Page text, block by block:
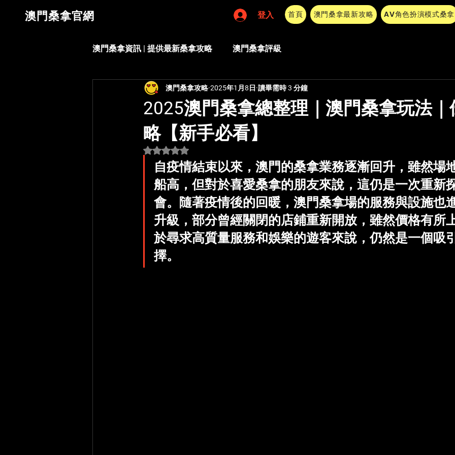
​澳門桑拿官網 登入 首頁 澳門桑拿最新攻略 AV角色扮演模式桑拿
澳門桑拿資訊 | 提供最新桑拿攻略 澳門桑拿評級
2025澳門桑拿總整理｜澳門桑拿玩法｜
略【新手必看】
澳門桑拿攻略 2025年1月8日 讀畢需時 3 分鐘
評等為 NaN（最高為 5 顆星）。
自疫情結束以來，澳門的桑拿業務逐漸回升，雖然場
船高，但對於喜愛桑拿的朋友來說，這仍是一次重新
會。隨著疫情後的回暖，澳門桑拿場的服務與設施也
升級，部分曾經關閉的店鋪重新開放，雖然價格有所
於尋求高質量服務和娛樂的遊客來說，仍然是一個吸
擇。